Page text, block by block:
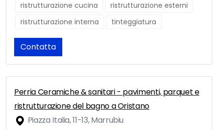
ristrutturazione cucina
ristrutturazione esterni
ristrutturazione interna
tinteggiatura
Contatta
Perria Ceramiche & sanitari - pavimenti, parquet e
ristrutturazione del bagno a Oristano
Piazza Italia, 11-13, Marrubiu